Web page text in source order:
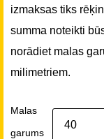
izmaksas tiks
summa noteikti
norādiet malas
milimetriem.
Malas
garums